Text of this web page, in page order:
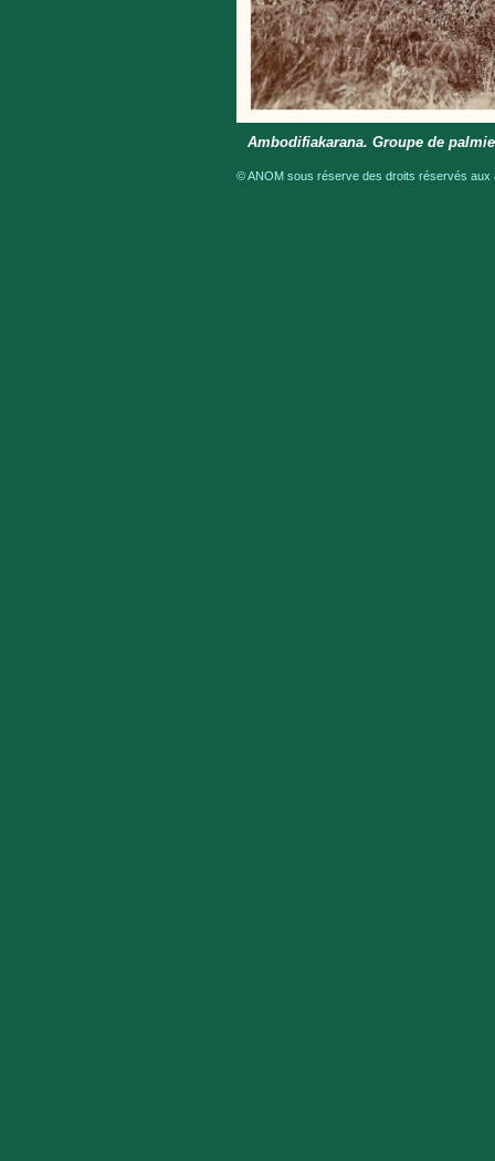
Ambodifiakarana. Groupe de
© ANOM sous réserve des droits réservés aux